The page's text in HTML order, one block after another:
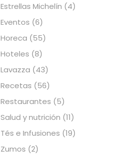
Estrellas Michelín (4)
Eventos (6)
Horeca (55)
Hoteles (8)
Lavazza (43)
Recetas (56)
Restaurantes (5)
Salud y nutrición (11)
Tés e Infusiones (19)
Zumos (2)